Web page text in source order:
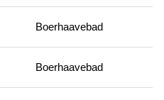
Boerhaavebad
Boerhaavebad